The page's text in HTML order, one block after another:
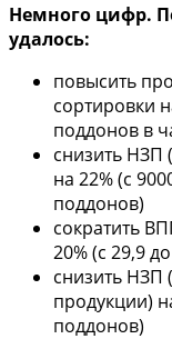
Немного цифр.
удалось:
повысить
сортировки
поддонов в
снизить НЗП
на 22% (с
поддонов)
сократить
20% (с 29,9
снизить НЗП
продукции)
поддонов)